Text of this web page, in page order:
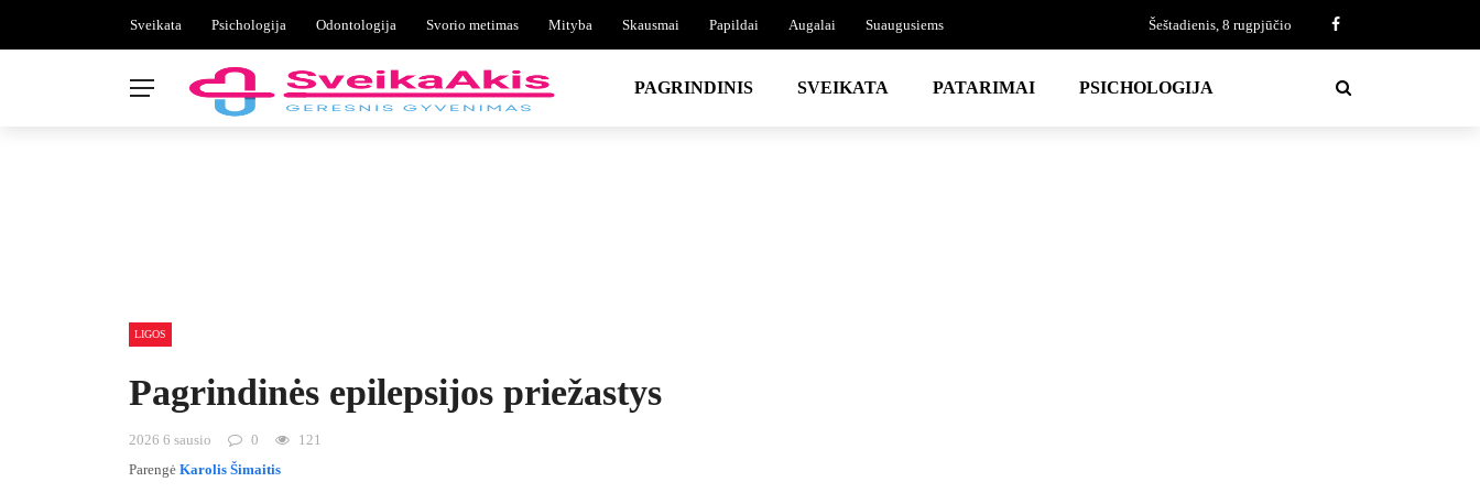
Sveikata Psichologija Odontologija Svorio metimas Mityba Skausmai Papildai Augalai Suaugusiems Šeštadienis, 8 rugpjūčio
PAGRINDINIS SVEIKATA PATARIMAI PSICHOLOGIJA
LIGOS
Pagrindinės epilepsijos priežastys
2026 6 sausio 0
121
Parengė Karolis Šimaitis